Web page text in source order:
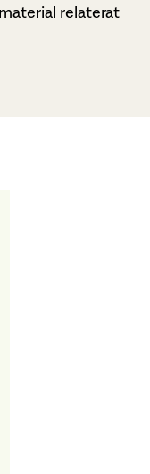
relaterat